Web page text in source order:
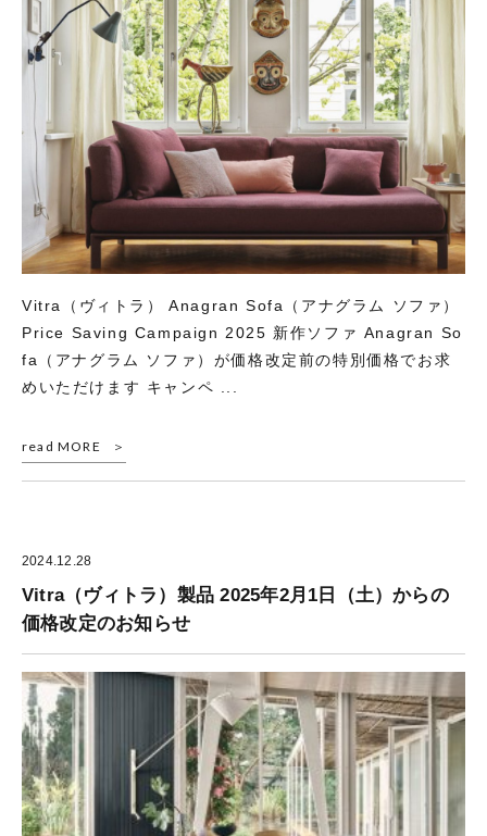
Vitra（ヴィトラ） Anagran Sofa（アナグラム ソファ）
Price Saving Campaign 2025 新作ソファ Anagran So
fa（アナグラム ソファ）が価格改定前の特別価格でお求
めいただけます キャンペ ...
read MORE
2024.12.28
Vitra（ヴィトラ）製品 2025年2月1日（土）からの
価格改定のお知らせ